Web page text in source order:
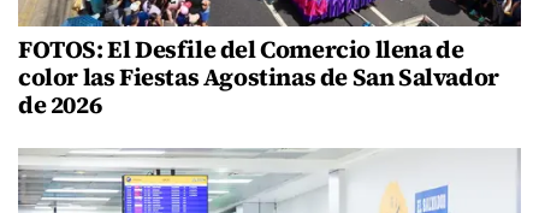
FOTOS: El Desfile del Comercio llena de
color las Fiestas Agostinas de San Salvador
de 2026